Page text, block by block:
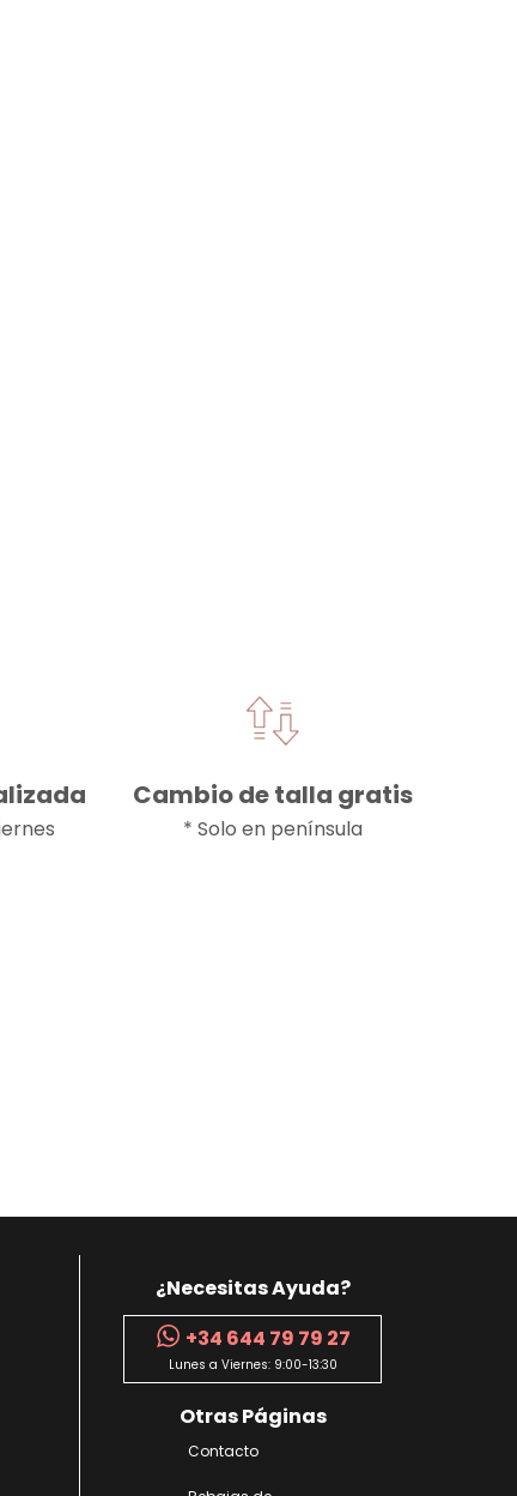
Cambio de talla gratis
* Solo en península
¿Necesitas Ayuda?
+34 644 79 79 27
Lunes a Viernes: 9:00-13:30
Otras Páginas
Contacto